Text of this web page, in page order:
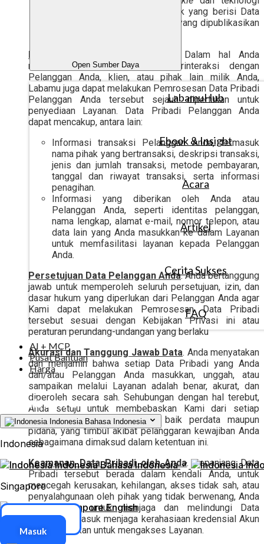
Open Sumber Daya
LabamuHub
Ebook & Insight
Acara
Artikel
Cerita Sukses
FAQ
AI + MCP
Pusat Bantuan
Harga
Indonesia Bahasa Indonesia
Indonesia
Indonesia Bahasa Indonesia
Singapore
Singapore English
Masuk
terkait seperti informasi publik yang berisi Data
Pribadi dan/atau berita online yang dipublikasikan
Data Pribadi Pelanggan Anda
. Dalam hal Anda
menggunakan Layanan untuk berinteraksi dengan
Pelanggan Anda, klien, atau pihak lain milik Anda,
Labamu juga dapat melakukan Pemrosesan Data Pribadi
Pelanggan Anda tersebut sejauh diperlukan untuk
penyediaan Layanan. Data Pribadi Pelanggan Anda
dapat mencakup, antara lain:
Informasi transaksi Pelanggan Anda, termasuk
nama pihak yang bertransaksi, deskripsi transaksi,
jenis dan jumlah transaksi, metode pembayaran,
tanggal dan riwayat transaksi, serta informasi
penagihan.
Informasi yang diberikan oleh Anda atau
Pelanggan Anda, seperti identitas pelanggan,
nama lengkap, alamat e-mail, nomor telepon, atau
data lain yang Anda masukkan ke dalam Layanan
untuk memfasilitasi layanan kepada Pelanggan
Anda.
Persetujuan Data Pelanggan Anda. Anda bertanggung
jawab untuk memperoleh seluruh persetujuan, izin, dan
dasar hukum yang diperlukan dari Pelanggan Anda agar
Kami dapat melakukan Pemrosesan Data Pribadi
tersebut sesuai dengan Kebijakan Privasi ini atau
peraturan perundang-undangan yang berlaku
Akurasi dan Tanggung Jawab Data. Anda menyatakan
dan menjamin bahwa setiap Data Pribadi yang Anda
dan/atau Pelanggan Anda masukkan, unggah, atau
sampaikan melalui Layanan adalah benar, akurat, dan
diperoleh secara sah. Sehubungan dengan hal terebut,
Anda setuju untuk membebaskan Kami dari setiap
tuntutan, klaim, atau gugatan, baik perdata maupun
pidana, yang timbul akibat pelanggaran kewajiban Anda
sebagaimana dimaksud dalam ketentuan ini.
Keamanan Data Pribadi oleh Anda. Sepanjang Data
Pribadi tersebut berada dalam kendali Anda, untuk
mencegah kerusakan, kehilangan, akses tidak sah, atau
penyalahgunaan oleh pihak yang tidak berwenang, Anda
berkewajiban untuk menjaga dan melindungi Data
Pribadi, termasuk menjaga kerahasiaan kredensial Akun
yang digunakan untuk mengakses Layanan.